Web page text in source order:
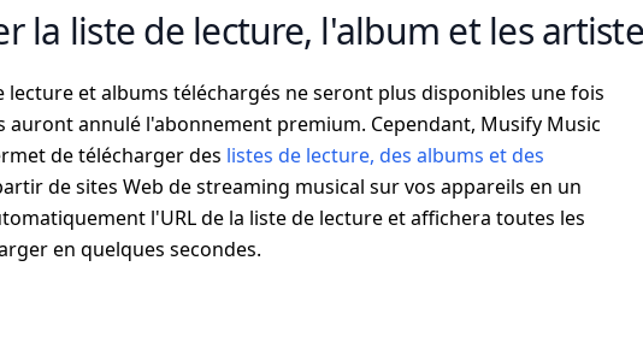
la liste de lecture, l'album et les
lecture et albums téléchargés ne seront plus disponibles une fois
auront annulé l'abonnement premium. Cependant, Musify Music
de télécharger des listes de lecture, des albums et des
de sites Web de streaming musical sur vos appareils en un
l'URL de la liste de lecture et affichera toutes les
en quelques secondes.